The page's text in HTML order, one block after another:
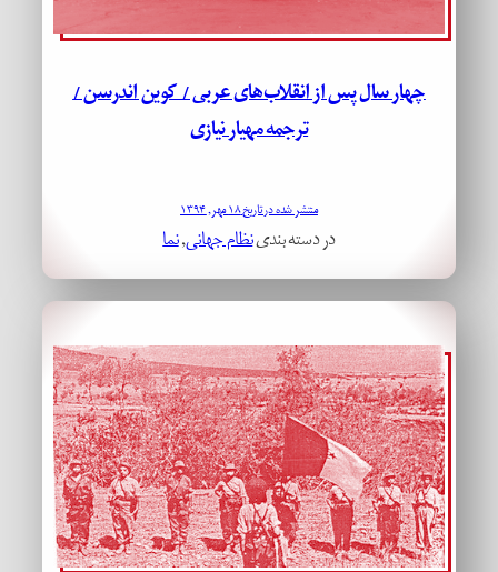
چهار سال پس از انقلاب‌های عربی / کوین اندرسن /
ترجمه مهیار نیازی
منتشر شده در تاریخ ۱۸ مهر, ۱۳۹۴
در دسته بندینظام جهانی, نما